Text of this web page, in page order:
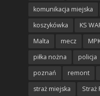
komunikacja miejska
koszykówka
KS
Malta
mecz
piłka nożna
policja
poznań
remont
straż miejska
Straż